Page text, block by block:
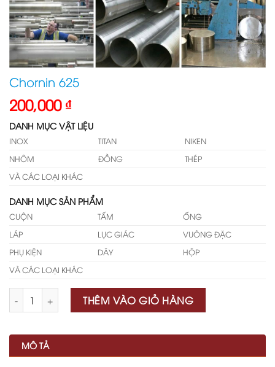
Chornin 625
200,000 ₫
DANH MỤC VẬT LIỆU
INOX TITAN
NIKEN
NHÔM
ĐỒNG
THÉP
VÀ CÁC LOẠI KHÁC
DANH MỤC SẢN PHẨM
CUỘN TẤM
ỐNG
LÁP
LỤC GIÁC
VUÔNG ĐẶC
PHỤ KIỆN
DÂY
HỘP
VÀ CÁC LOẠI KHÁC
THÊM VÀO GIỎ HÀNG
MÔ TẢ